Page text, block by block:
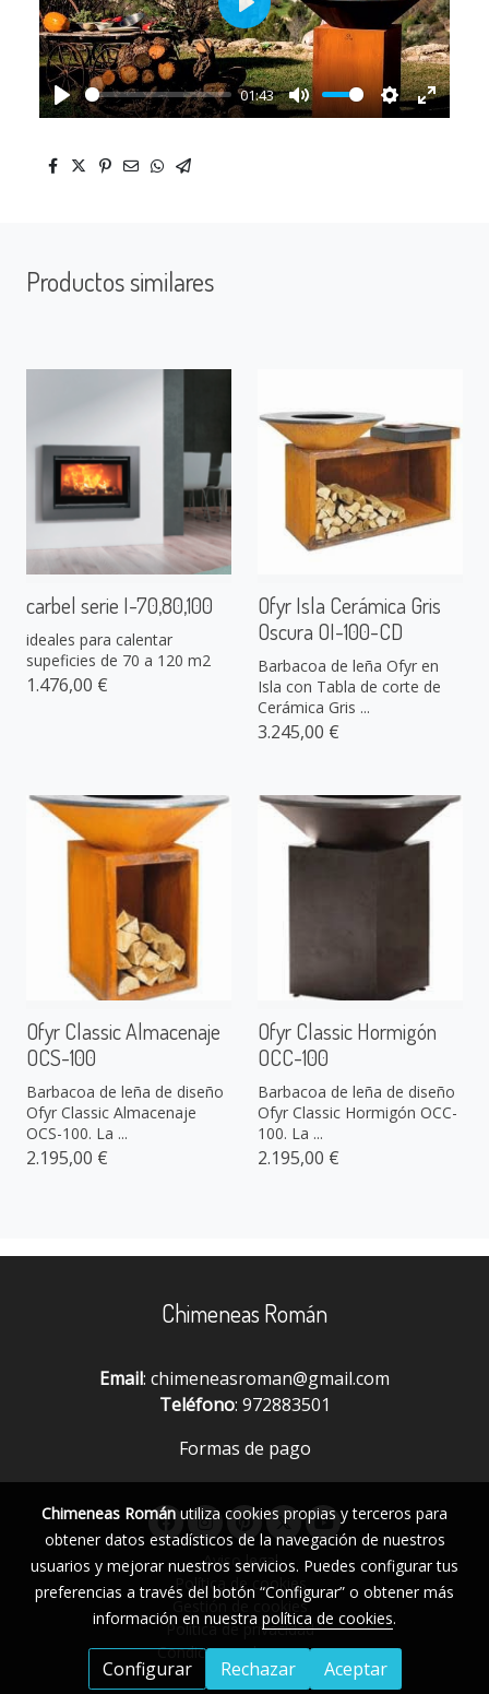
Play
01:43
Mute Settings
Enter
Play
Productos similares
carbel serie I-70,80,100
ideales para calentar
supeficies de 70 a 120 m2
1.476,00 €
Ofyr Isla Cerámica Gris
Oscura OI-100-CD
Barbacoa de leña Ofyr en
Isla con Tabla de corte de
Cerámica Gris ...
3.245,00 €
Ofyr Classic Almacenaje
OCS-100
Barbacoa de leña de diseño
Ofyr Classic Almacenaje
OCS-100. La ...
2.195,00 €
Ofyr Classic Hormigón
OCC-100
Barbacoa de leña de diseño
Ofyr Classic Hormigón OCC-
100. La ...
2.195,00 €
Chimeneas Román
Email: chimeneasroman@gmail.com
Teléfono: 972883501
Formas de pago
Aviso legal
Política de cookies
Gestión de cookies
Política de privacidad
Condiciones de compra
Chimeneas Román utiliza cookies propias y terceros para
obtener datos estadísticos de la navegación de nuestros
usuarios y mejorar nuestros servicios. Puedes configurar tus
preferencias a través del botón “Configurar” o obtener más
información en nuestra política de cookies.
Configurar Rechazar Aceptar